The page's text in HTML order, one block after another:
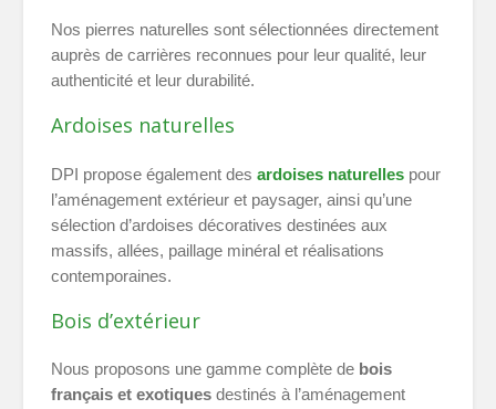
Nos pierres naturelles sont sélectionnées directement
auprès de carrières reconnues pour leur qualité, leur
authenticité et leur durabilité.
Ardoises naturelles
DPI propose également des ardoises naturellespour
l’aménagement extérieur et paysager, ainsi qu’une
sélection d’ardoises décoratives destinées aux
massifs, allées, paillage minéral et réalisations
contemporaines.
Bois d’extérieur
Nous proposons une gamme complète de bois
français et exotiquesdestinés à l’aménagement